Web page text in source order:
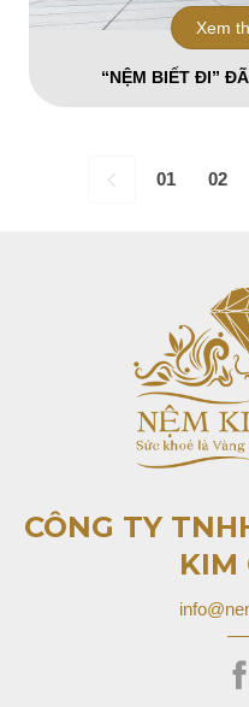
“NỆM BIẾT ĐI”
Xem
01 02
CÔNG TY
KIM